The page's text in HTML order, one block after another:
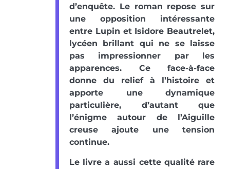
d’enquête. Le roman repose sur
une opposition intéressante
entre Lupin et Isidore Beautrelet,
lycéen brillant qui ne se laisse
pas impressionner par les
apparences. Ce face-à-face
donne du relief à l’histoire et
apporte une dynamique
particulière, d’autant que
l’énigme autour de l’Aiguille
creuse ajoute une tension
continue.
Le livre a aussi cette qualité rare